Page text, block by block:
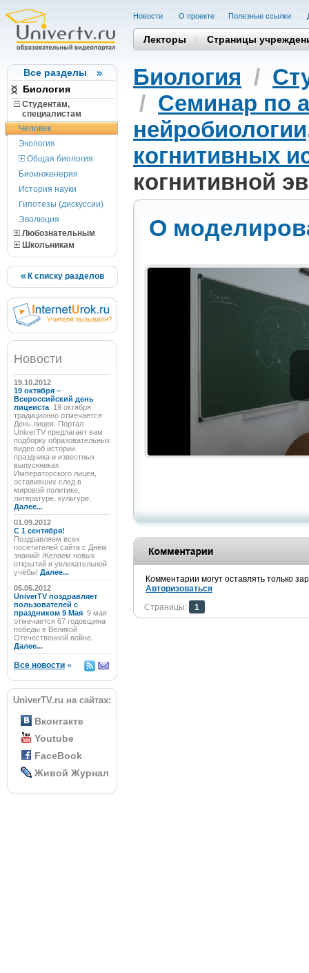
Все разделы
Биология
Студентам,
cпециалистам
Человек
Экология
Общая биология
Биоинженерия
История науки
Гипотезы (дискуссии)
Эволюция
Любознательным
Школьникам
К списку разделов
Новости
19.10.2012
19 октября –
Всероссийский день
лицеиста 19 октября
традиционно отмечается
День лицея. Портал
UniverTV предлагает вам
подборку образовательных
видео об истории
праздника и известных
выпускниках
Императорского лицея,
оставивших след в
мировой политике,
литературе, культуре.
Далее...
01.09.2012
C 1 сентября!
Поздравляем всех
посетителей сайта с Днём
знаний! Желаем новых
открытий и увлекательной
учёбы! Далее...
05.05.2012
UniverTV поздравляет
пользователей с
праздником 9 Мая 9 мая
отмечается 67 годовщина
победы в Великой
Отечественной войне.
Далее...
Все новости »
UniverTV.ru на сайтах:
Вконтакте
Youtube
FaceBook
Живой Журнал
Новости О проекте Полезные cсылки
Лекторы Страницы
Биология /
/ Семинар по
когнитивных
когнитивной
О
Комментарии могут оставлять только
Авторизоваться
Страницы:
1